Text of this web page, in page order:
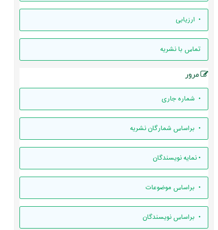
• ارزيابی
تماس با نشریه
مرور
• شماره جاری
• براساس شمارگان نشریه
•نمایه نویسندگان
• براساس موضوعات
• براساس نویسندگان